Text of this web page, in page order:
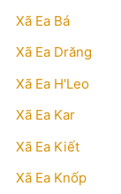
Xã Ea Bá
Xã Ea Drăng
Xã Ea H'Leo
Xã Ea Kar
Xã Ea Kiết
Xã Ea Knốp